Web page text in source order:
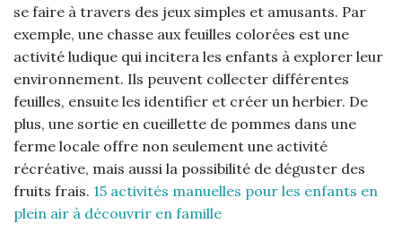
se faire à travers des jeux simples et amusants. Par
exemple, une chasse aux feuilles colorées est une
activité ludique qui incitera les enfants à explorer leur
environnement. Ils peuvent collecter différentes
feuilles, ensuite les identifier et créer un herbier. De
plus, une sortie en cueillette de pommes dans une
ferme locale offre non seulement une activité
récréative, mais aussi la possibilité de déguster des
fruits frais. 15 activités manuelles pour les enfants en
plein air à découvrir en famille